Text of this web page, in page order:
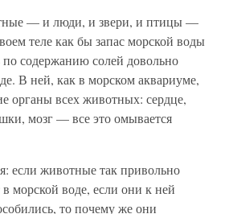
— и люди, и звери, и птицы —
теле как бы запас морской воды
содержанию солей довольно
В ней, как в морском аквариуме,
органы всех животных: сердце,
мозг — все это омывается
если животные так привольно
морской воде, если они к ней
то почему же они